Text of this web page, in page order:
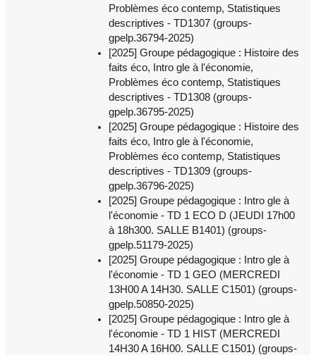
Problèmes éco contemp, Statistiques
descriptives - TD1307 (groups-
gpelp.36794-2025)
[2025] Groupe pédagogique : Histoire des
faits éco, Intro gle à l'économie,
Problèmes éco contemp, Statistiques
descriptives - TD1308 (groups-
gpelp.36795-2025)
[2025] Groupe pédagogique : Histoire des
faits éco, Intro gle à l'économie,
Problèmes éco contemp, Statistiques
descriptives - TD1309 (groups-
gpelp.36796-2025)
[2025] Groupe pédagogique : Intro gle à
l'économie - TD 1 ECO D (JEUDI 17h00
à 18h300. SALLE B1401) (groups-
gpelp.51179-2025)
[2025] Groupe pédagogique : Intro gle à
l'économie - TD 1 GEO (MERCREDI
13H00 A 14H30. SALLE C1501) (groups-
gpelp.50850-2025)
[2025] Groupe pédagogique : Intro gle à
l'économie - TD 1 HIST (MERCREDI
14H30 A 16H00. SALLE C1501) (groups-